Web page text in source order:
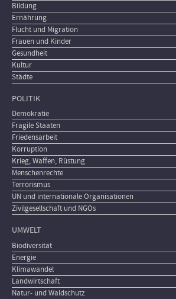
Bildung
Ernährung
Flucht und Migration
Frauen und Kinder
Gesundheit
Kultur
Städte
POLITIK
Demokratie
Fragile Staaten
Friedensarbeit
Korruption
Krieg, Waffen, Rüstung
Menschenrechte
Terrorismus
UN und internationale Organisationen
Zivilgesellschaft und NGOs
UMWELT
Biodiversität
Energie
Klimawandel
Landwirtschaft
Natur- und Waldschutz